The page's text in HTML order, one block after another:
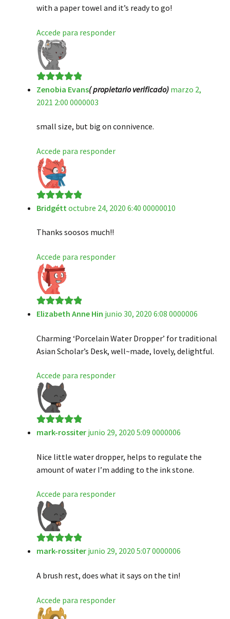
with a paper towel and it’s ready to go!
Accede para responder
Valorado en5
de 5
Zenobia Evans( propietario verificado) marzo 2,
2021 2:00 0000003
small size, but big on connivence.
Accede para responder
Valorado en5
Bridgétt octubre 24, 2020 6:40 00000010
Thanks soosos much!!
Accede para responder
Valorado en5
Elizabeth Anne Hin junio 30, 2020 6:08 0000006
Charming ‘Porcelain Water Dropper’ for traditional
Asian Scholar’s Desk, well~made, lovely, delightful.
Accede para responder
Valorado en5
mark-rossiter junio 29, 2020 5:09 0000006
Nice little water dropper, helps to regulate the
amount of water I’m adding to the ink stone.
Accede para responder
Valorado en5
mark-rossiter junio 29, 2020 5:07 0000006
A brush rest, does what it says on the tin!
Accede para responder